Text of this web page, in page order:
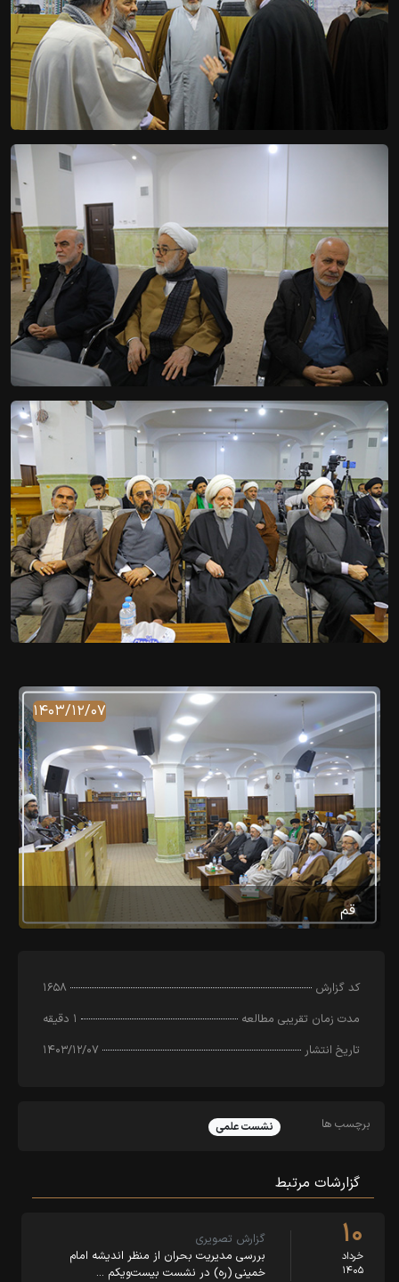
۱۴۰۳/۱۲/۰۷
قم
کد‌ گزارش
۱۶۵۸
مدت زمان تقریبی مطالعه
۱ دقیقه
تاریخ انتشار
۱۴۰۳/۱۲/۰۷
برچسب ها نشست علمی
گزارشات مرتبط
۱۰
خرداد
۱۴۰۵
گزارش تصویری
بررسی مدیریت بحران از منظر اندیشه امام
خمینی (ره) در نشست بیست‌ویکم …